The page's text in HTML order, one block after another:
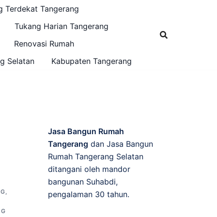
Terdekat Tangerang
Tukang Harian Tangerang
Renovasi Rumah
Selatan
Kabupaten Tangerang
,
Jasa Bangun Rumah
Tangerang dan Jasa Bangun
Rumah Tangerang Selatan
ditangani oleh mandor
bangunan Suhabdi,
pengalaman 30 tahun.